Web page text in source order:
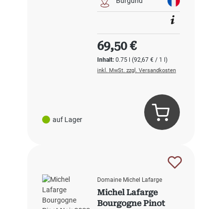
auf Lager
Inhalt:0.75 l(92,67 € / 1 l)
Regulärer Preis:
69,50 €
inkl. MwSt. zzgl. Versandkosten
Domaine Michel Lafarge
Michel Lafarge
Bourgogne Pinot